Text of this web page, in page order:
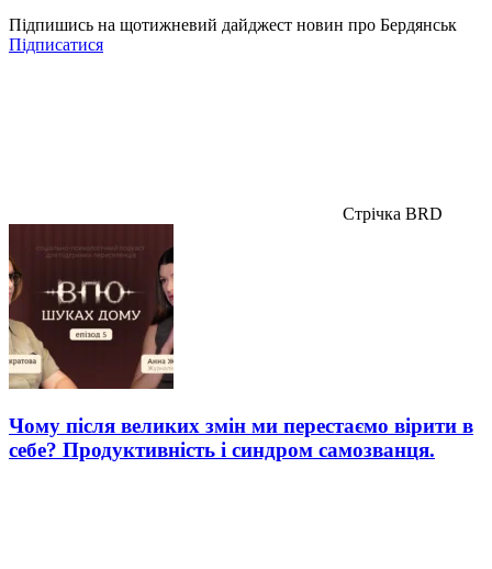
Підпишись на щотижневий дайджест новин про Бердянськ
Підписатися
Стрічка BRD
Чому після великих змін ми перестаємо вірити в
себе? Продуктивність і синдром самозванця.